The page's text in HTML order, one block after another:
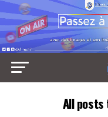
All posts